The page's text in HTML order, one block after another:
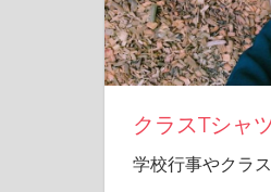
クラスTシャ
学校行事やクラ